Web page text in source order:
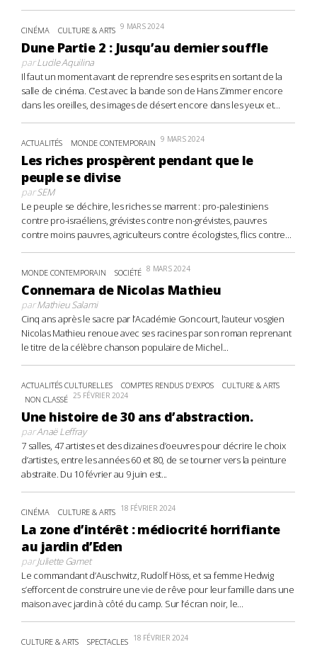
CINÉMA CULTURE & ARTS 9 MARS 2024
Dune Partie 2 : Jusqu’au dernier souffle
parLucile Aquilina
Il faut un moment avant de reprendre ses esprits en sortant de la
salle de cinéma. C’est avec la bande son de Hans Zimmer encore
dans les oreilles, des images de désert encore dans les yeux et...
ACTUALITÉS MONDE CONTEMPORAIN 9 MARS 2024
Les riches prospèrent pendant que le
peuple se divise
parSEM
Le peuple se déchire, les riches se marrent : pro-palestiniens
contre pro-israéliens, grévistes contre non-grévistes, pauvres
contre moins pauvres, agriculteurs contre écologistes, flics contre...
MONDE CONTEMPORAIN SOCIÉTÉ 8 MARS 2024
Connemara de Nicolas Mathieu
parMathieu Salami
Cinq ans après le sacre par l’Académie Goncourt, l’auteur vosgien
Nicolas Mathieu renoue avec ses racines par son roman reprenant
le titre de la célèbre chanson populaire de Michel...
ACTUALITÉS CULTURELLES COMPTES RENDUS D'EXPOS
CULTURE & ARTS
NON CLASSÉ 25 FÉVRIER 2024
Une histoire de 30 ans d’abstraction.
parAnaë Leffray
7 salles, 47 artistes et des dizaines d’oeuvres pour décrire le choix
d’artistes, entre les années 60 et 80, de se tourner vers la peinture
abstraite. Du 10 février au 9 juin est...
CINÉMA CULTURE & ARTS 18 FÉVRIER 2024
La zone d’intérêt : médiocrité horrifiante
au jardin d’Eden
parJuliette Gamet
Le commandant d’Auschwitz, Rudolf Höss, et sa femme Hedwig
s’efforcent de construire une vie de rêve pour leur famille dans une
maison avec jardin à côté du camp. Sur l’écran noir, le...
CULTURE & ARTS SPECTACLES 18 FÉVRIER 2024